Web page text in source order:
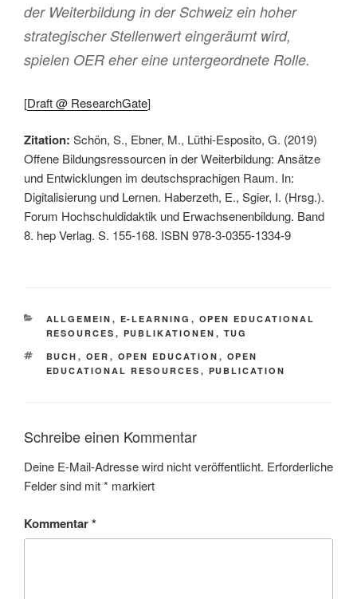
der Weiterbildung in der Schweiz ein hoher
strategischer Stellenwert eingeräumt wird,
spielen OER eher eine untergeordnete Rolle.
[Draft @ ResearchGate]
Zitation: Schön, S., Ebner, M., Lüthi-Esposito, G. (2019)
Offene Bildungsressourcen in der Weiterbildung: Ansätze
und Entwicklungen im deutschsprachigen Raum. In:
Digitalisierung und Lernen. Haberzeth, E., Sgier, I. (Hrsg.).
Forum Hochschuldidaktik und Erwachsenenbildung. Band
8. hep Verlag. S. 155-168. ISBN 978-3-0355-1334-9
KATEGORIEN
ALLGEMEIN , E-LEARNING , OPEN EDUCATIONAL
RESOURCES , PUBLIKATIONEN , TUG
SCHLAGWÖRTER
BUCH , OER , OPEN EDUCATION , OPEN
EDUCATIONAL RESOURCES , PUBLICATION
Schreibe einen Kommentar
Deine E-Mail-Adresse wird nicht veröffentlicht. Erforderliche
Felder sind mit* markiert
Kommentar*